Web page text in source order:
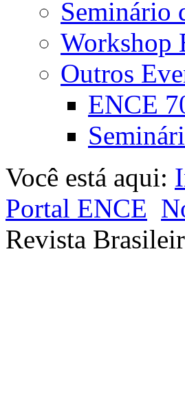
Seminário
Workshop
Outros
ENCE
Você está aqui:
Portal ENCE
Revista